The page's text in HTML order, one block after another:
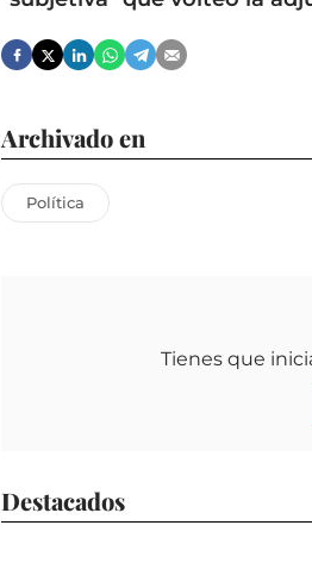
Archivado en
Política
Tienes que
Destacados